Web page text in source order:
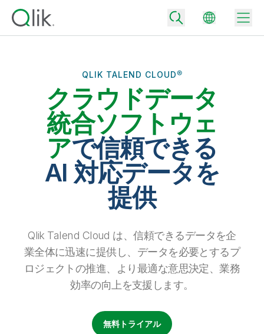
コミュニティ
カスタマーサポート
カスタマーポータル
初期トレーニング
製品関連
企業情報
採用情報
ニュースルーム
事業所 / 連絡先
Qlik
Qlik が選ばれる理由
データをビジネス成果へ
テクノロジーパートナーとの連携
Qlik のデータ統合とデータ分析の価値を最大化
データ統合
Back
データ統合とデータ品質の価格
適切なデータ統合プランで、信頼できるデータを迅速に提供し、よりスマー
トな意思決定を促進します。
データ分析の価格
適切なデータ分析プランで、より優れたインサイトを獲得し、ビジネス成果
の達成をサポートします。
イベント / Web セミナー
コミュニティ
QLIK TALEND CLOUD®
クラウドデータ
統合ソフトウェ
アで信頼できる
AI 対応データを
提供
Qlik Talend Cloud は、信頼できるデータを企
業全体に迅速に提供し、データを必要とするプ
ロジェクトの推進、より最適な意思決定、業務
効率の向上を支援します。
無料トライアル